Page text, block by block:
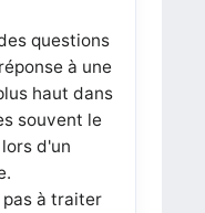
questions
à une
haut dans
souvent le
d'un
à traiter